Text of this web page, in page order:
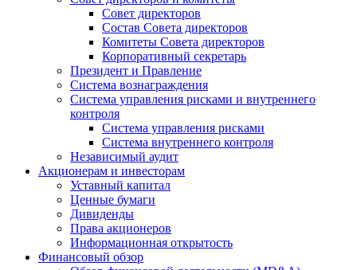
Совет директоров
Состав Совета директоров
Комитеты Совета директоров
Корпоративный секретарь
Президент и Правление
Система вознаграждения
Система управления рисками и внутреннего
контроля
Система управления рисками
Система внутреннего контроля
Независимый аудит
Акционерам и инвесторам
Уставный капитал
Ценные бумаги
Дивиденды
Права акционеров
Информационная открытость
Финансовый обзор